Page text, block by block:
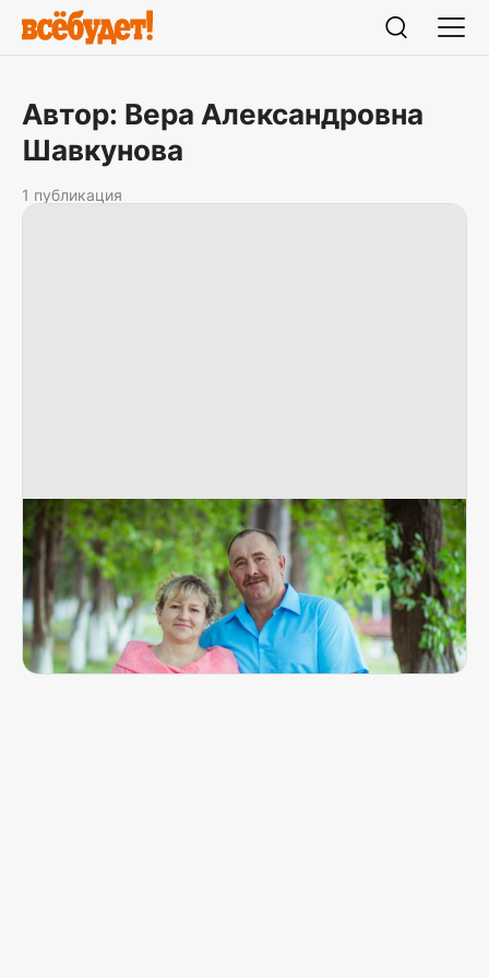
Автор: Вера Александровна
Шавкунова
1 публикация
Девушки на него заглядывались, а он
выбрал Марину
Семья Мироновых стала украшением села
Шогринского
16 июня 2018, 15:44